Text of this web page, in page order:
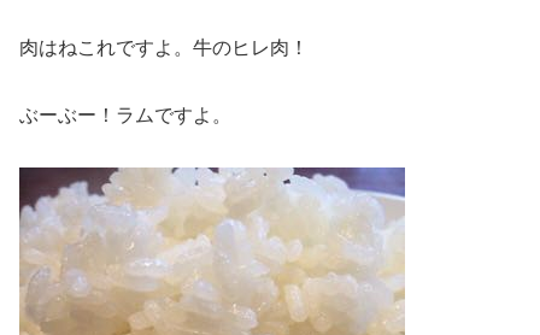
肉はねこれですよ。牛のヒレ肉！
ぶーぶー！ラムですよ。